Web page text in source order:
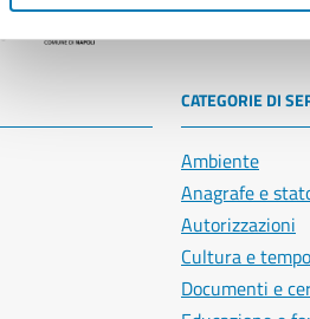
Comune di Napoli
CATEGORIE DI
Ambiente
Anagrafe e
Autorizzazioni
Cultura e
Documenti e